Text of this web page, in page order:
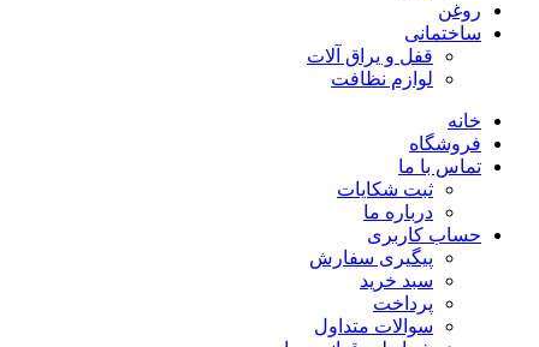
روغن
ساختمانی
قفل و یراق آلات
لوازم نظافت
خانه
فروشگاه
تماس با ما
ثبت شکایات
درباره ما
حساب کاربری
پیگیری سفارش
سبد خرید
پرداخت
سوالات متداول